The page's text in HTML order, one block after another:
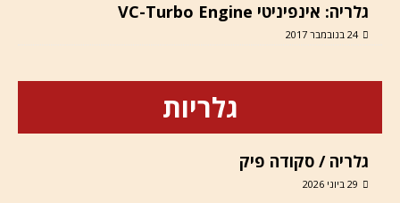
גלריה: אינפיניטי VC-Turbo Engine
24 בנובמבר 2017
גלריות
גלריה / סקודה פיק
29 ביוני 2026